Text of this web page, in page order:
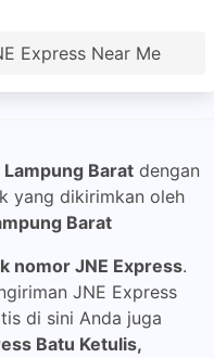
Express Near Me
Barat dengan
yang dikirimkan oleh
Barat
nomor JNE Express.
JNE Express
di sini Anda juga
Batu Ketulis,